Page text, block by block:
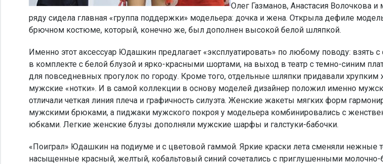
Олег Газманов, Анастасия Волочкова
ряду сидела главная «группа поддержки» модельера: дочка и жена. Открыла дефиле
брючном костюме, который, конечно же, был дополнен высокой белой шляпкой.
Именно этот аксессуар Юдашкин предлагает «эксплуатировать» по любому поводу: взять с
в комплекте с белой блузой и ярко-красными шортами, на выход в театр с темно-синим
для повседневных прогулок по городу. Кроме того, отдельные шляпки придавали
мужские «нотки». И в самой коллекции в основу моделей дизайнер положил именно
отличали четкая линия плеча и графичность силуэта. Женские жакеты мягких форм
мужскими брюками, а пиджаки мужского покроя у модельера комбинировались с
юбками. Легкие женские блузы дополняли мужские шарфы и галстуки-бабочки.
«Поиграл» Юдашкин на подиуме и с цветовой гаммой. Яркие краски лета сменяли нежные
насыщенные красный, желтый, кобальтовый синий сочетались с приглушенными